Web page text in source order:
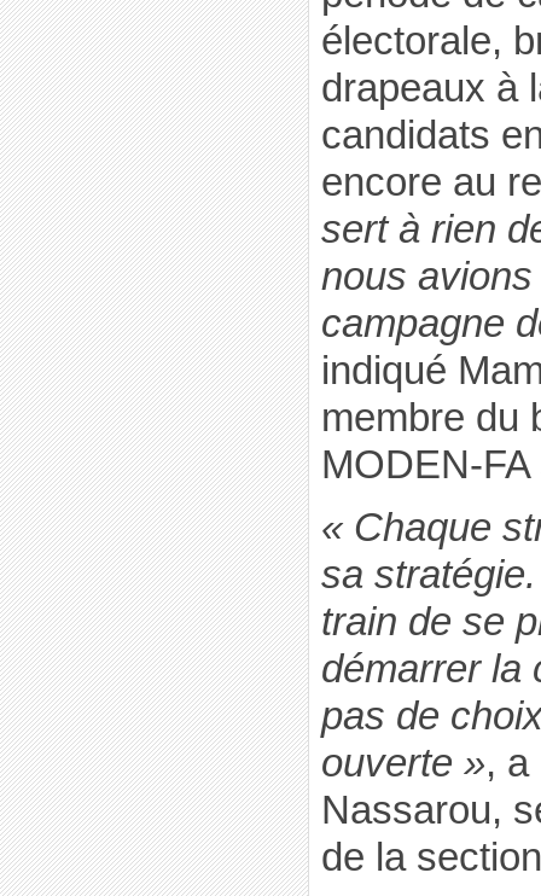
électorale,
drapeaux à
candidats
encore au
sert à rien
nous
campagne
indiqué
membre du
MODEN-
« Chaque
sa
train de se
démarrer la
pas de
ouverte », a
Nassarou,
de la